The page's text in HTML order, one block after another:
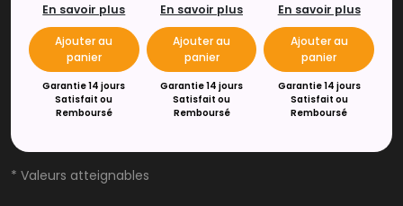
En savoir plus
Ajouter au
panier
Garantie 14 jours
Satisfait ou
Remboursé
En savoir plus
Ajouter au
panier
Garantie 14 jours
Satisfait ou
Remboursé
En savoir plus
Ajouter au
panier
Garantie 14 jours
Satisfait ou
Remboursé
* Valeurs atteignables